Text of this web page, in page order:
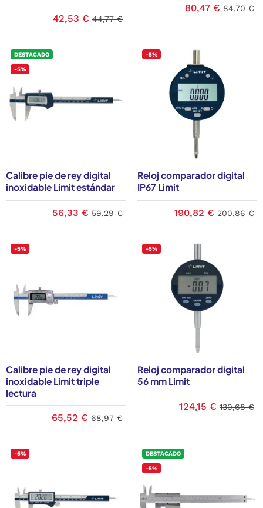
42,53 € 44,77 €
80,47 € 84,70 €
DESTACADO
-5%
Calibre pie de rey digital
inoxidable Limit estándar
56,33 € 59,29 €
-5%
Reloj comparador digital
IP67 Limit
190,82 € 200,86 €
-5%
Calibre pie de rey digital
inoxidable Limit triple
lectura
65,52 € 68,97 €
-5%
Reloj comparador digital
56 mm Limit
124,15 € 130,68 €
-5% DESTACADO
-5%